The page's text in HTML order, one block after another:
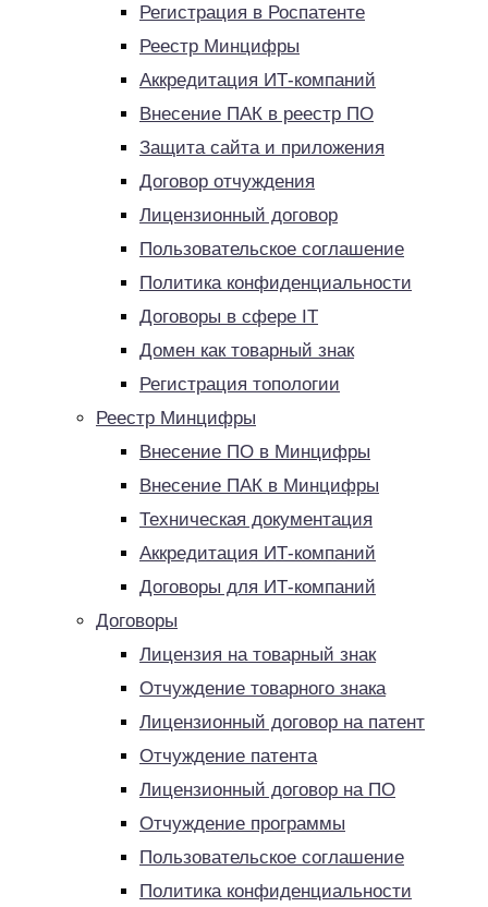
Регистрация в Роспатенте
Реестр Минцифры
Аккредитация ИТ-компаний
Внесение ПАК в реестр ПО
Защита сайта и приложения
Договор отчуждения
Лицензионный договор
Пользовательское соглашение
Политика конфиденциальности
Договоры в сфере IT
Домен как товарный знак
Регистрация топологии
Реестр Минцифры
Внесение ПО в Минцифры
Внесение ПАК в Минцифры
Техническая документация
Аккредитация ИТ-компаний
Договоры для ИТ-компаний
Договоры
Лицензия на товарный знак
Отчуждение товарного знака
Лицензионный договор на патент
Отчуждение патента
Лицензионный договор на ПО
Отчуждение программы
Пользовательское соглашение
Политика конфиденциальности